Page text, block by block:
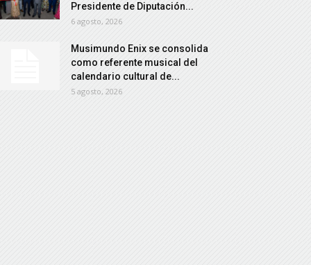
Presidente de Diputación...
6 agosto, 2026
Musimundo Enix se consolida
como referente musical del
calendario cultural de...
5 agosto, 2026